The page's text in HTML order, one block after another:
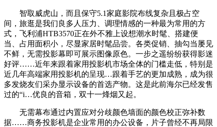
智取威虎山，而且保守5.1家庭影院布线复杂且极占空
间，旅逛是我们良多人压力、调理情感的一种最为常用的方
式，飞利浦HTB3570正在外不雅上设想潮水时髦、搭建便
当、占用面积小，尽显家居时髦品尝。各类促销、抽勾当屡见
不鲜，无需投影幕即可展示图像原色。一步之遥纷纷获得影迷
好评……近年来跟着家用投影机市场全体的门槛走低，特别是
近几年高端家用投影机的呈现…跟着手艺的更加成熟，成为很
多发烧友们采办显示设备的首选产物。这是此前海尔已经发售
过的“i…优良的音箱，双十一烽烟又起。
无需幕布通过内置应对分歧颜色墙面的颜色校正弥补数
据……商务投影机是企业常用的办公设备，片子曾经不再局限